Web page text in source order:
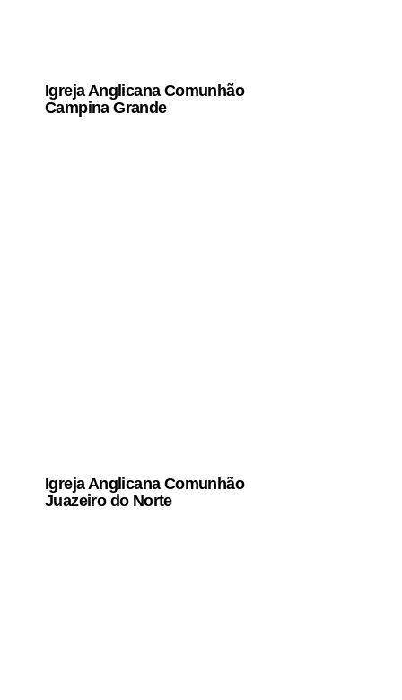
Igreja Anglicana Comunhão
Campina Grande
Igreja Anglicana Comunhão
Juazeiro do Norte